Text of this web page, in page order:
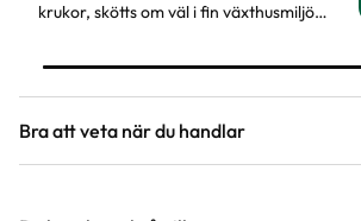
krukor, skötts om väl i fin växthusmiljö
att du lätt ska kunna plantera dina
Bra att veta när du handlar